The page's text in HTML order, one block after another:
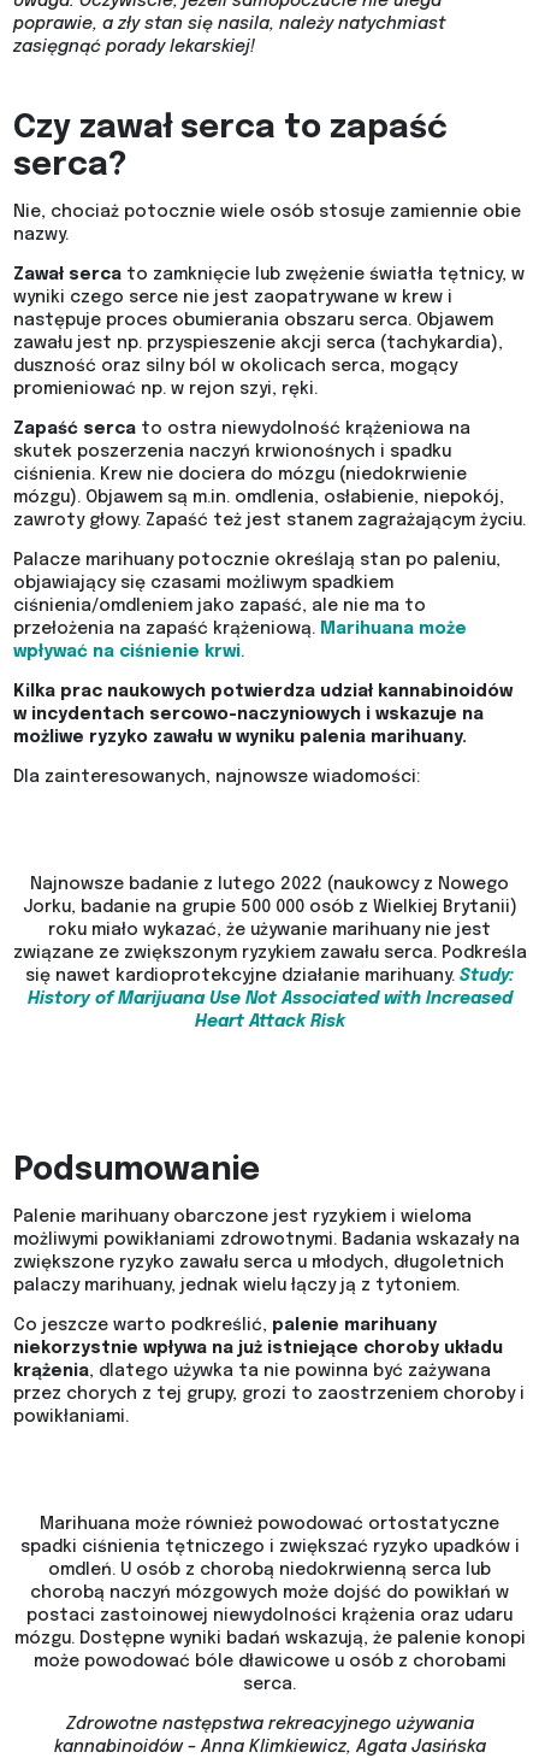
poprawie, a zły stan się nasila, należy natychmiast
zasięgnąć porady lekarskiej!
Czy zawał serca to zapaść
serca?
Nie, chociaż potocznie wiele osób stosuje zamiennie obie
nazwy.
Zawał sercato zamknięcie lub zwężenie światła tętnicy, w
wyniki czego serce nie jest zaopatrywane w krew i
następuje proces obumierania obszaru serca. Objawem
zawału jest np. przyspieszenie akcji serca (tachykardia),
duszność oraz silny ból w okolicach serca, mogący
promieniować np. w rejon szyi, ręki.
Zapaść serca to ostra niewydolność krążeniowa na
skutek poszerzenia naczyń krwionośnych i spadku
ciśnienia. Krew nie dociera do mózgu (niedokrwienie
mózgu). Objawem są m.in. omdlenia, osłabienie, niepokój,
zawroty głowy. Zapaść też jest stanem zagrażającym życiu.
Palacze marihuany potocznie określają stan po paleniu,
objawiający się czasami możliwym spadkiem
ciśnienia/omdleniem jako zapaść, ale nie ma to
przełożenia na zapaść krążeniową. Marihuana może
wpływać na ciśnienie krwi.
Kilka prac naukowych potwierdza udział kannabinoidów
w incydentach sercowo-naczyniowych i wskazuje na
możliwe ryzyko zawału w wyniku palenia marihuany.
Dla zainteresowanych, najnowsze wiadomości:
Najnowsze badanie z lutego 2022 (naukowcy z Nowego
Jorku, badanie na grupie 500 000 osób z Wielkiej Brytanii)
roku miało wykazać, że używanie marihuany nie jest
związane ze zwiększonym ryzykiem zawału serca. Podkreśla
się nawet kardioprotekcyjne działanie marihuany. Study:
History of Marijuana Use Not Associated with Increased
Heart Attack Risk
Podsumowanie
Palenie marihuany obarczone jest ryzykiem i wieloma
możliwymi powikłaniami zdrowotnymi. Badania wskazały na
zwiększone ryzyko zawału serca u młodych, długoletnich
palaczy marihuany, jednak wielu łączy ją z tytoniem.
Co jeszcze warto podkreślić, palenie marihuany
niekorzystnie wpływa na już istniejące choroby układu
krążenia, dlatego używka ta nie powinna być zażywana
przez chorych z tej grupy, grozi to zaostrzeniem choroby i
powikłaniami.
Marihuana może również powodować ortostatyczne
spadki ciśnienia tętniczego i zwiększać ryzyko upadków i
omdleń. U osób z chorobą niedokrwienną serca lub
chorobą naczyń mózgowych może dojść do powikłań w
postaci zastoinowej niewydolności krążenia oraz udaru
mózgu. Dostępne wyniki badań wskazują, że palenie konopi
może powodować bóle dławicowe u osób z chorobami
serca.
Zdrowotne następstwa rekreacyjnego używania
kannabinoidów – Anna Klimkiewicz, Agata Jasińska